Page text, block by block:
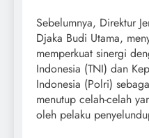
Sebelumnya, Direktur
Djaka Budi Utama,
memperkuat sinergi
Indonesia (TNI) dan
Indonesia (Polri)
menutup celah-celah
oleh pelaku